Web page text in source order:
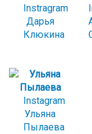
Instragram
Дарья
Клюкина
Instagram
Ульяна
Пылаева